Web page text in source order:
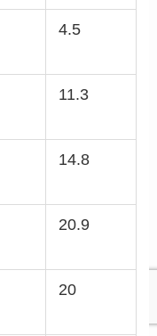
4.5
11.3
14.8
20.9
20